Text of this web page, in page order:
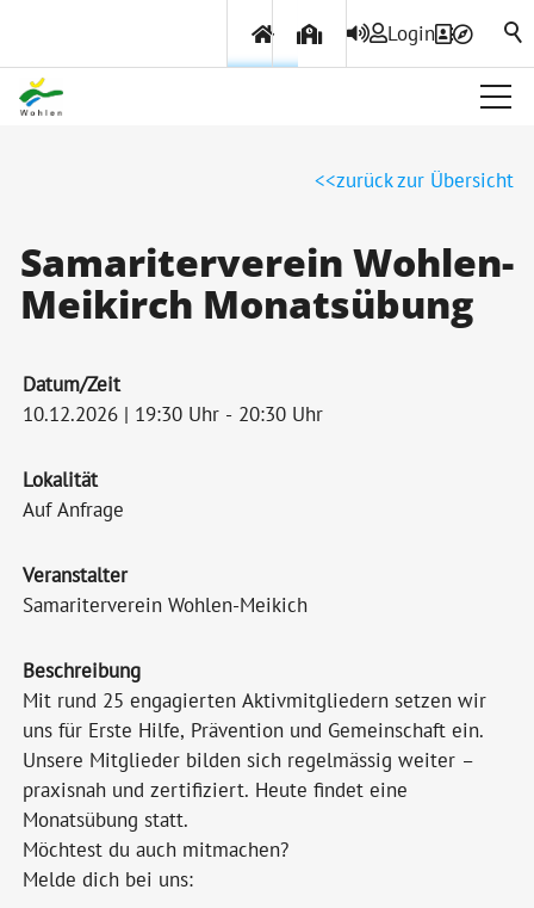
Login
Politik & Verwaltung
Themen & Services
zurück zur Übersicht
Samariterverein Wohlen-
Meikirch Monatsübung
Datum/Zeit
10.12.2026 | 19:30 Uhr - 20:30 Uhr
Lokalität
Auf Anfrage
Veranstalter
Samariterverein Wohlen-Meikich
Beschreibung
Mit rund 25 engagierten Aktivmitgliedern setzen wir
uns für Erste Hilfe, Prävention und Gemeinschaft ein.
Unsere Mitglieder bilden sich regelmässig weiter –
praxisnah und zertifiziert. Heute findet eine
Monatsübung statt.
Möchtest du auch mitmachen?
Melde dich bei uns: